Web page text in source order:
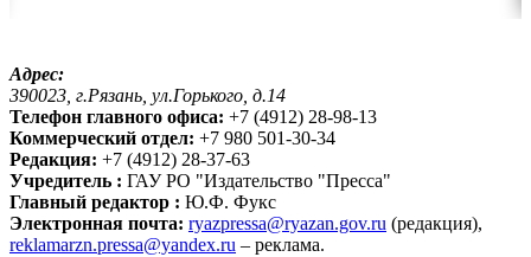
Адрес:
390023, г.Рязань, ул.Горького, д.14
Телефон главного офиса: +7 (4912) 28-98-13
Коммерческий отдел: +7 980 501-30-34
Редакция: +7 (4912) 28-37-63
Учредитель : ГАУ РО "Издательство "Пресса"
Главный редактор : Ю.Ф. Фукс
Электронная почта: ryazpressa@ryazan.gov.ru (редакция),
reklamarzn.pressa@yandex.ru – реклама.